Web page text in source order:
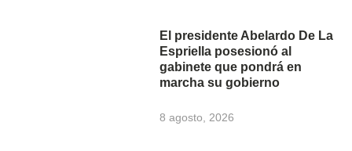
El presidente Abelardo De La
Espriella posesionó al
gabinete que pondrá en
marcha su gobierno
8 agosto, 2026